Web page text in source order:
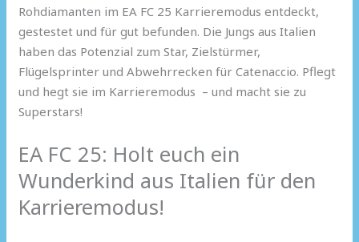
Rohdiamanten im EA FC 25 Karrieremodus entdeckt,
gestestet und für gut befunden. Die Jungs aus Italien
haben das Potenzial zum Star, Zielstürmer,
Flügelsprinter und Abwehrrecken für Catenaccio. Pflegt
und hegt sie im Karrieremodus – und macht sie zu
Superstars!
EA FC 25: Holt euch ein
Wunderkind aus Italien für den
Karrieremodus!